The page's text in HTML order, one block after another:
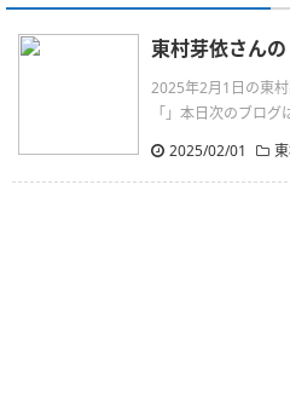
東村芽依さんの
2025年2月1日の東
「」本日次のブログ
2025/02/01